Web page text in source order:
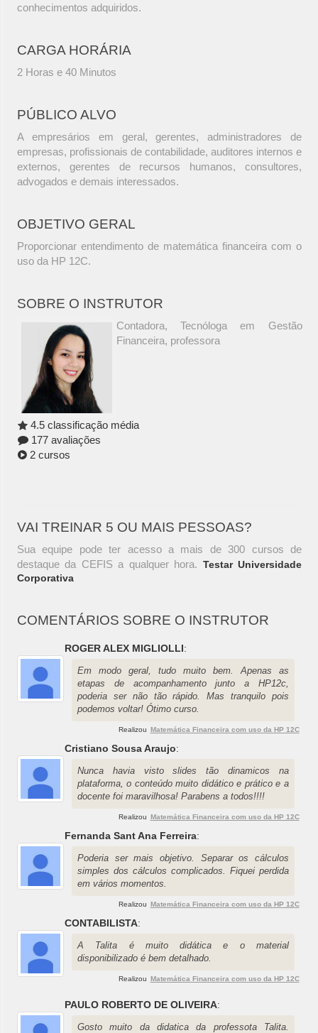
conhecimentos adquiridos.
CARGA HORÁRIA
2 Horas e 40 Minutos
PÚBLICO ALVO
A empresários em geral, gerentes, administradores de
empresas, profissionais de contabilidade, auditores internos e
externos, gerentes de recursos humanos, consultores,
advogados e demais interessados.
OBJETIVO GERAL
Proporcionar entendimento de matemática financeira com o
uso da HP 12C.
SOBRE O INSTRUTOR
Contadora, Tecnóloga em Gestão
Financeira, professora
4.5 classificação média
177 avaliações
2 cursos
VAI TREINAR 5 OU MAIS PESSOAS?
Sua equipe pode ter acesso a mais de 300 cursos de
destaque da CEFIS a qualquer hora. Testar Universidade
Corporativa
COMENTÁRIOS SOBRE O INSTRUTOR
ROGER ALEX MIGLIOLLI:
Em modo geral, tudo muito bem. Apenas as
etapas de acompanhamento junto a HP12c,
poderia ser não tão rápido. Mas tranquilo pois
podemos voltar! Ótimo curso.
Realizou Matemática Financeira com uso da HP 12C
Cristiano Sousa Araujo:
Nunca havia visto slides tão dinamicos na
plataforma, o conteúdo muito didático e prático e a
docente foi maravilhosa! Parabens a todos!!!!
Realizou Matemática Financeira com uso da HP 12C
Fernanda Sant Ana Ferreira:
Poderia ser mais objetivo. Separar os cálculos
simples dos cálculos complicados. Fiquei perdida
em vários momentos.
Realizou Matemática Financeira com uso da HP 12C
CONTABILISTA:
A Talita é muito didática e o material
disponibilizado é bem detalhado.
Realizou Matemática Financeira com uso da HP 12C
PAULO ROBERTO DE OLIVEIRA:
Gosto muito da didatica da professota Talita.